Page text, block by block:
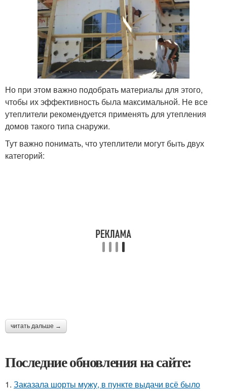
Но при этом важно подобрать материалы для этого,
чтобы их эффективность была максимальной. Не все
утеплители рекомендуется применять для утепления
домов такого типа снаружи.
Тут важно понимать, что утеплители могут быть двух
категорий:
читать дальше →
Последние обновления на сайте:
1. Заказала шорты мужу, в пункте выдачи всё было